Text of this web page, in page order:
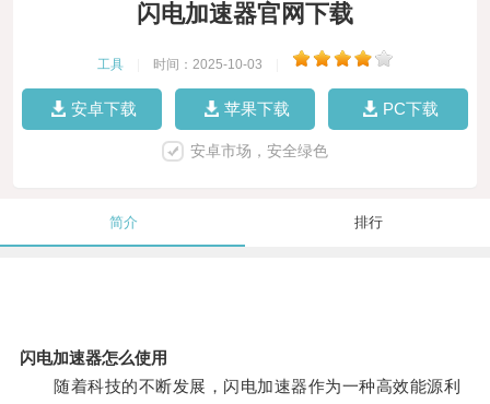
闪电加速器官网下载
工具 时间：2025-10-03
安卓下载 苹果下载 PC下载
安卓市场，安全绿色
简介 排行
闪电加速器怎么使用
随着科技的不断发展，闪电加速器作为一种高效能源利